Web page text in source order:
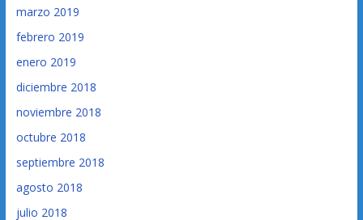
marzo 2019
febrero 2019
enero 2019
diciembre 2018
noviembre 2018
octubre 2018
septiembre 2018
agosto 2018
julio 2018